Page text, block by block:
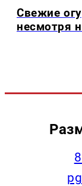
Свежие
несмотря